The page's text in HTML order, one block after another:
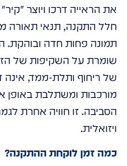
את הראייה דרכו ויוצר
חלל התקנה, תנאי תאורה
תמונה פחות חדה ובוהקת.
שומרת על השקיפות של
של ריחוף ותלת-ממד,
מורכבות ומשתלבת באופן
הסביבה. זו חוויה אחרת
ויזואלית.
כמה זמן לוקחת ההתקנה?